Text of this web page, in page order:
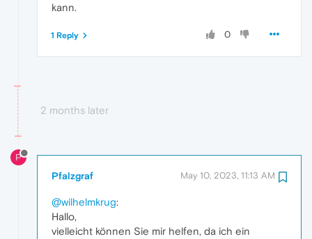
kann.
0
1 Reply
2 months later
P
Pfalzgraf May 10, 2023, 11:13 AM
@wilhelmkrug:
Hallo,
vielleicht können Sie mir helfen, da ich ein